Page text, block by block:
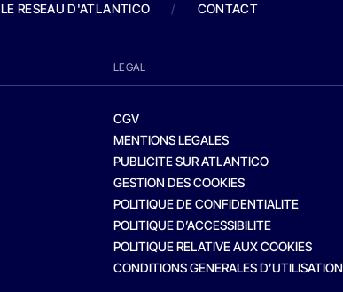
LE RESEAU D'ATLANTICO / CONTACT
LEGAL
CGV
MENTIONS LEGALES
PUBLICITE SUR ATLANTICO
GESTION DES COOKIES
POLITIQUE DE CONFIDENTIALITE
POLITIQUE D’ACCESSIBILITE
POLITIQUE RELATIVE AUX COOKIES
CONDITIONS GENERALES D’UTILISATION